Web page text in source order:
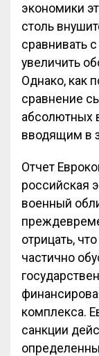
экономики
столь
сравнивать
увеличить
Однако, как
сравнение
абсолютных
вводящим в
Отчет
российская
военный
отрицать,
частично
комплекса.
санкции